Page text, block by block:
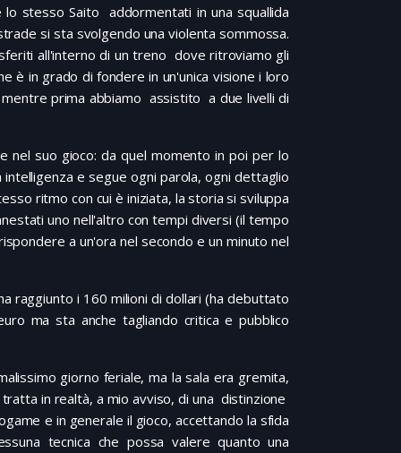
stesso Saito addormentati in una squallida
si sta svolgendo una violenta sommossa.
all'interno di un treno dove ritroviamo gli
è in grado di fondere in un'unica visione i loro
prima abbiamo assistito a due livelli di
nel suo gioco: da quel momento in poi per lo
e segue ogni parola, ogni dettaglio
ritmo con cui è iniziata, la storia si sviluppa
uno nell'altro con tempi diversi (il tempo
a un'ora nel secondo e un minuto nel
raggiunto i 160 milioni di dollari (ha debuttato
ma sta anche tagliando critica e pubblico
giorno feriale, ma la sala era gremita,
in realtà, a mio avviso, di una distinzione
e in generale il gioco, accettando la sfida
tecnica che possa valere quanto una